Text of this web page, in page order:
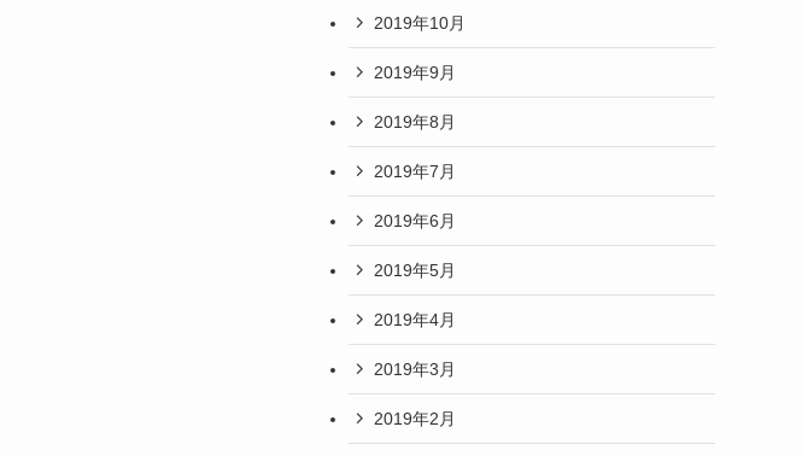
2019年10月
2019年9月
2019年8月
2019年7月
2019年6月
2019年5月
2019年4月
2019年3月
2019年2月